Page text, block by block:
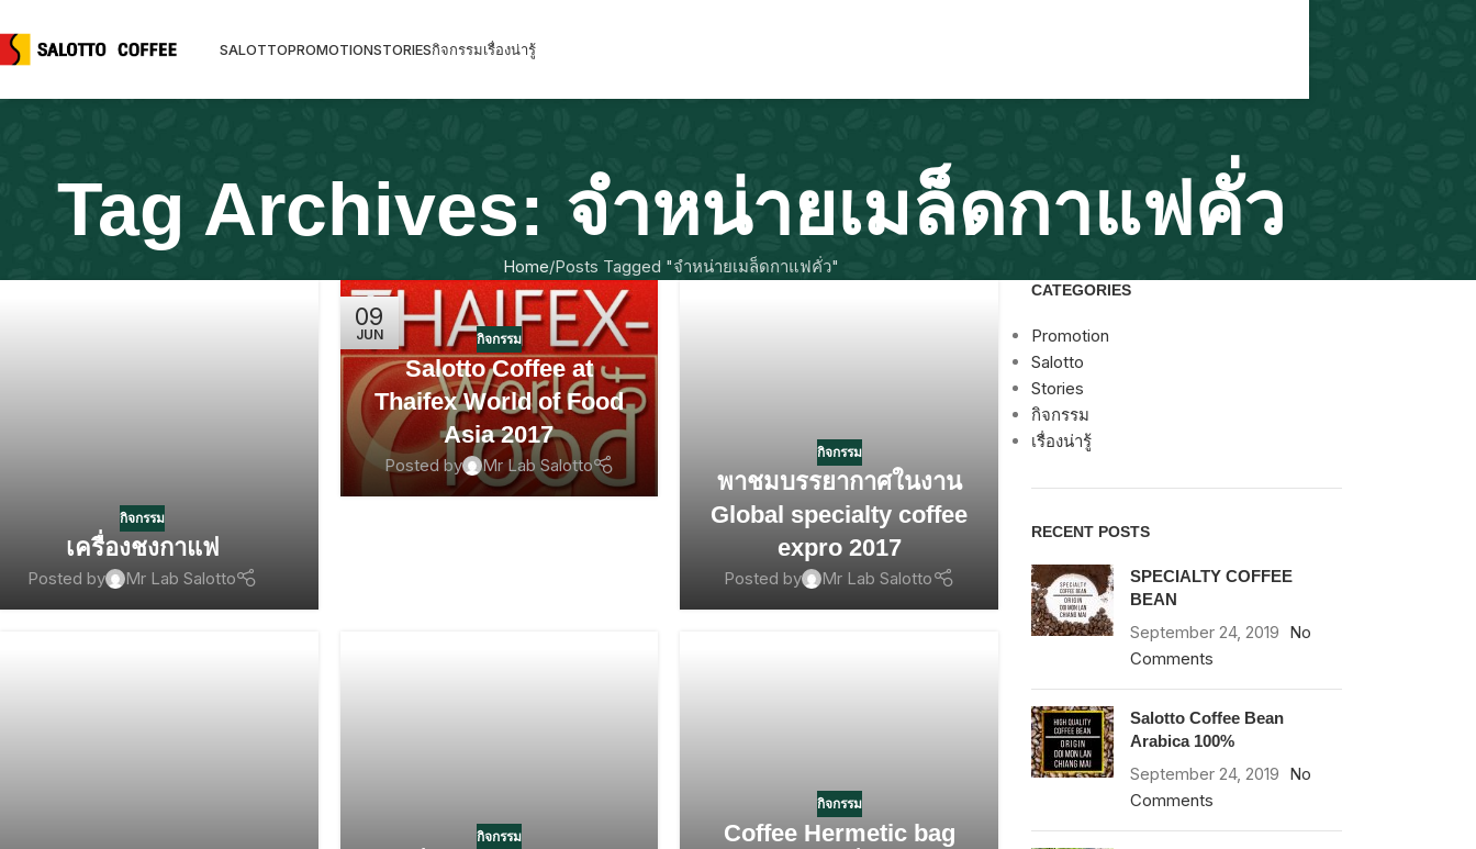
SALOTTOPROMOTIONSTORIESกิจกรรมเรื่องน่ารู้
Tag Archives: จำหน่ายเมล็ดกาแฟคั่ว
Home Posts Tagged "จำหน่ายเมล็ดกาแฟคั่ว"
กิจกรรม
เครื่องชงกาแฟ
Posted by Mr Lab Salotto
09
JUN กิจกรรม
Salotto Coffee at
Thaifex World of Food
Asia 2017
Posted by Mr Lab Salotto
กิจกรรม
พาชมบรรยากาศในงาน
Global specialty coffee
expro 2017
Posted by Mr Lab Salotto
กิจกรรม
กิจกรรม
Coffee Hermetic bag
CATEGORIES
Promotion
Salotto
Stories
กิจกรรม
เรื่องน่ารู้
RECENT POSTS
SPECIALTY COFFEE
BEAN
September 24, 2019 No
Comments
Salotto Coffee Bean
Arabica 100%
September 24, 2019 No
Comments